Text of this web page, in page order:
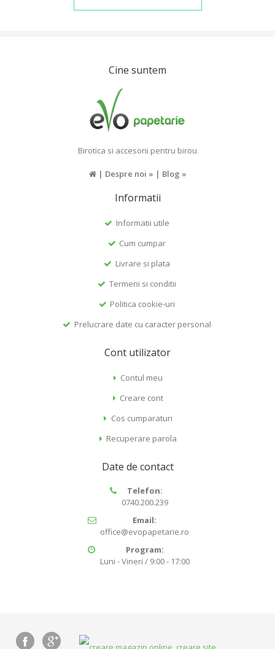
Cine suntem
Birotica si accesorii pentru birou
| Despre noi » | Blog »
Informatii
Informatii utile
Cum cumpar
Livrare si plata
Termeni si conditii
Politica cookie-uri
Prelucrare date cu caracter personal
Cont utilizator
Contul meu
Creare cont
Cos cumparaturi
Recuperare parola
Date de contact
Telefon:
0740.200.239
Email:
office@evopapetarie.ro
Program:
Luni - Vineri / 9:00 - 17:00